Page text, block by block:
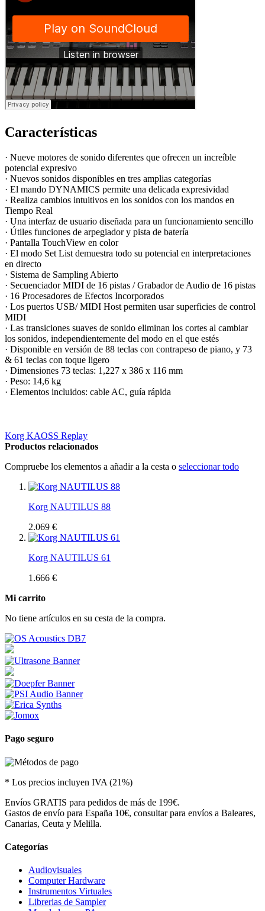
Características
· Nueve motores de sonido diferentes que ofrecen un increíble
potencial expresivo
· Nuevos sonidos disponibles en tres amplias categorías
· El mando DYNAMICS permite una delicada expresividad
· Realiza cambios intuitivos en los sonidos con los mandos en
Tiempo Real
· Una interfaz de usuario diseñada para un funcionamiento sencillo
· Útiles funciones de arpegiador y pista de batería
· Pantalla TouchView en color
· El modo Set List demuestra todo su potencial en interpretaciones
en directo
· Sistema de Sampling Abierto
· Secuenciador MIDI de 16 pistas / Grabador de Audio de 16 pistas
· 16 Procesadores de Efectos Incorporados
· Los puertos USB/ MIDI Host permiten usar superficies de control
MIDI
· Las transiciones suaves de sonido eliminan los cortes al cambiar
los sonidos, independientemente del modo en el que estés
· Disponible en versión de 88 teclas con contrapeso de piano, y 73
& 61 teclas con toque ligero
· Dimensiones 73 teclas: 1,227 x 386 x 116 mm
· Peso: 14,6 kg
· Elementos incluidos: cable AC, guía rápida
Korg KAOSS Replay
Productos relacionados
Compruebe los elementos a añadir a la cesta o seleccionar todo
Korg NAUTILUS 88
2.069 €
Korg NAUTILUS 61
1.666 €
Mi carrito
No tiene artículos en su cesta de la compra.
Pago seguro
* Los precios incluyen IVA (21%)
Envíos GRATIS para pedidos de más de 199€.
Gastos de envío para España 10€, consultar para envíos a Baleares,
Canarias, Ceuta y Melilla.
Categorías
Audiovisuales
Computer Hardware
Instrumentos Virtuales
Librerias de Sampler